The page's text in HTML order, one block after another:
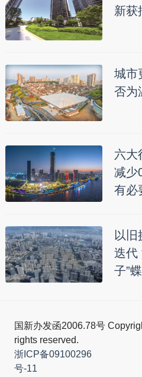
新获
城市
否为
六大
减少
有必
以旧
迭代
子”
国新办发函2006.78号
rights reserved.
浙ICP备09100296
号-11